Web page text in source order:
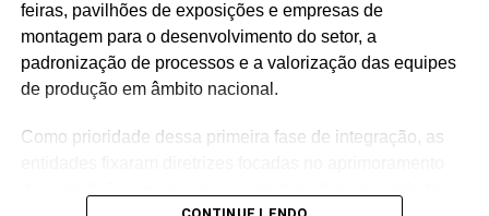
Especialistas abordam futuro das campanhas de
Incentivo e premiações durante o AMPRO Live
Talks
feiras, pavilhões de exposições e empresas de
montagem para o desenvolvimento do setor, a
padronização de processos e a valorização das equipes
de produção em âmbito nacional.
Como prioridade dessa primeira fase de integração, as